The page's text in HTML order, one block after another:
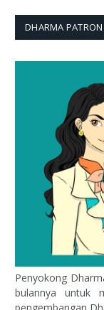
DHARMA
Penyokong
bulannya untuk